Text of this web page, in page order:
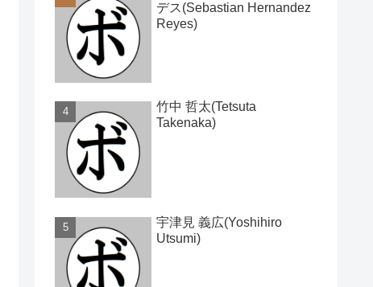
デス(Sebastian Hernandez
Reyes)
竹中 哲太(Tetsuta
Takenaka)
宇津見 義広(Yoshihiro
Utsumi)